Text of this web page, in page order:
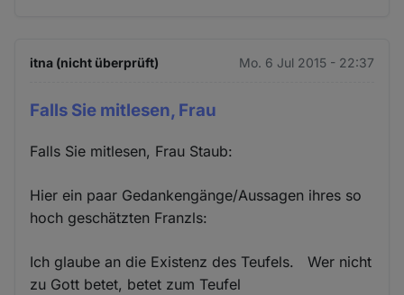
itna (nicht überprüft) Mo. 6 Jul 2015 - 22:37
Falls Sie mitlesen, Frau
Falls Sie mitlesen, Frau Staub:
Hier ein paar Gedankengänge/Aussagen ihres so
hoch geschätzten Franzls:
Ich glaube an die Existenz des Teufels. Wer nicht
zu Gott betet, betet zum Teufel